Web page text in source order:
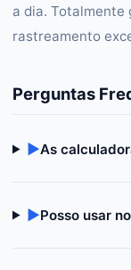
a dia. Totalmente
rastreamento
Perguntas
▶As
▶Posso usar